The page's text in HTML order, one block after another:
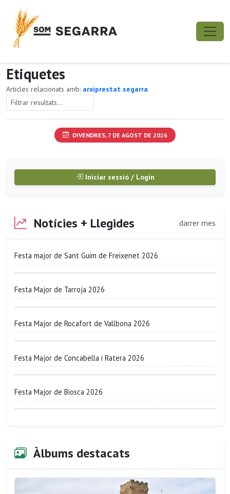
Etiquetes
Articles relacionats amb: arxiprestat segarra
DIVENDRES, 7 DE AGOST DE 2026
Iniciar sessió / Login
Notícies + Llegides darrer mes
Festa major de Sant Guim de Freixenet 2026
Festa Major de Tarroja 2026
Festa Major de Rocafort de Vallbona 2026
Festa Major de Concabella i Ratera 2026
Festa Major de Biosca 2026
Àlbums destacats